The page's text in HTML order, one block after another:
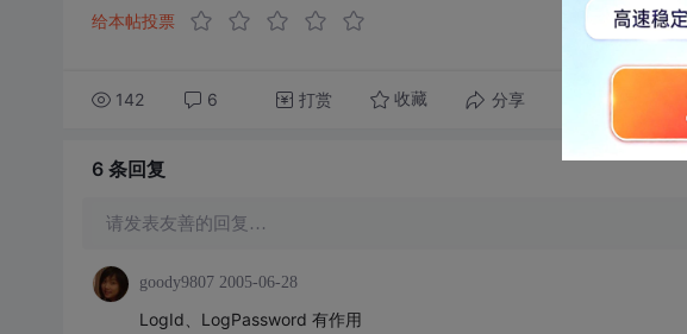
给本帖投票
142 6 打赏 收藏 分享 转发到动态
6 条回复
请发表友善的回复…
goody9807 2005-06-28
LogId、LogPassword 有作用